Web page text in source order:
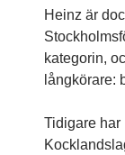
Heinz är
kategorin,
långkörare:
Tidigare har